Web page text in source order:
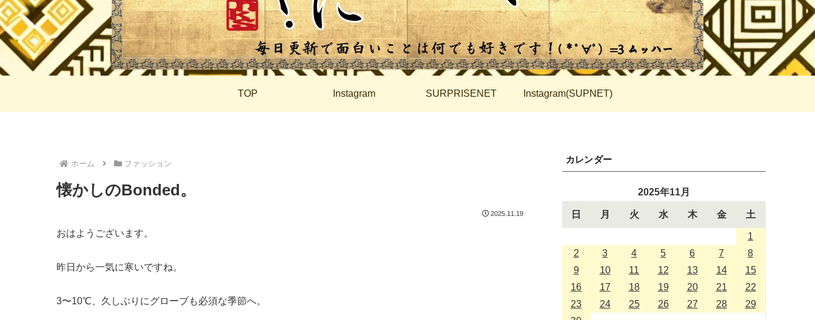
TOP Instagram SURPRISENET Instagram(SUPNET)
ホーム ファッション
懐かしのBonded。
2025.11.19
おはようございます。
昨日から一気に寒いですね。
3〜10℃、久しぶりにグローブも必須な季節へ。
カレンダー
2025年11月
日 月 火 水 木 金 土
1
2
3 4 5 6 7
8
9
10 11 12 13 14
15
16
17 18 19 20 21
22
23
24 25 26 27 28
29